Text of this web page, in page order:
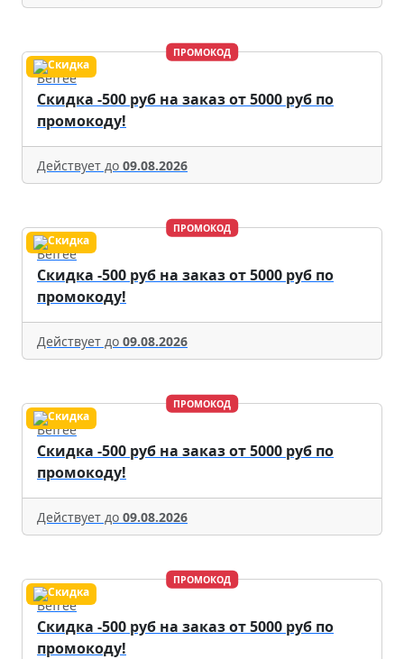
ПРОМОКОД
Befree
Скидка -500 руб на заказ от 5000 руб по
промокоду!
Действует до 09.08.2026
ПРОМОКОД
Befree
Скидка -500 руб на заказ от 5000 руб по
промокоду!
Действует до 09.08.2026
ПРОМОКОД
Befree
Скидка -500 руб на заказ от 5000 руб по
промокоду!
Действует до 09.08.2026
ПРОМОКОД
Befree
Скидка -500 руб на заказ от 5000 руб по
промокоду!